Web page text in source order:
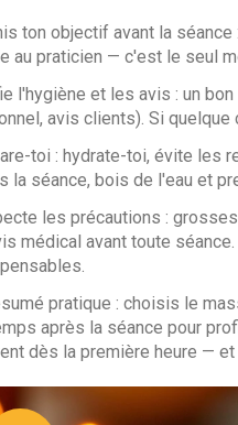
ton objectif avant la
au praticien — c'est le seul
l'hygiène et les avis : un
avis clients). Si
toi : hydrate-toi, évite les
la séance, bois de l'eau et
les précautions :
médical avant toute
pratique : choisis le
après la séance pour
dès la première heure —